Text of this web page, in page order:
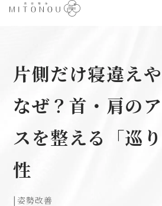
片側だけ寝違え
なぜ？首・肩の
スを整える「巡
性
| 姿勢改善